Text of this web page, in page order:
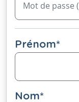
Prénom*
Nom*